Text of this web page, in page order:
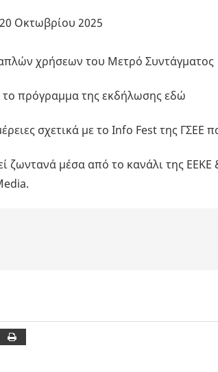
Οκτωβρίου 2025
χρήσεων του Μετρό Συντάγματος
το πρόγραμμα της εκδήλωσης εδώ
σχετικά με το Info Fest της ΓΣΕΕ
ζωντανά μέσα από το κανάλι της ΕΕΚΕ